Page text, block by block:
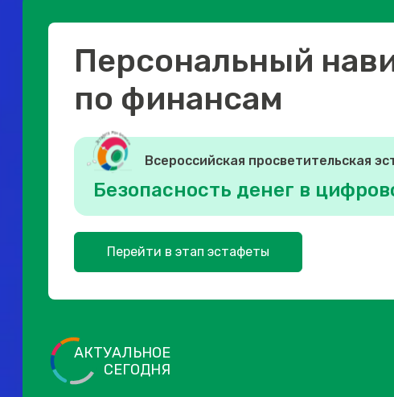
Персональный
по финансам
Всероссийская просветительская
Безопасность денег в
Перейти в этап эстафеты
АКТУАЛЬНОЕ
СЕГОДНЯ